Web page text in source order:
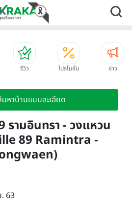
รีวิว โปรโมชั่น ข่าว
หาบ้านแบบละเอียด
รามอินทรา - วงแหวน
89 Ramintra -
63